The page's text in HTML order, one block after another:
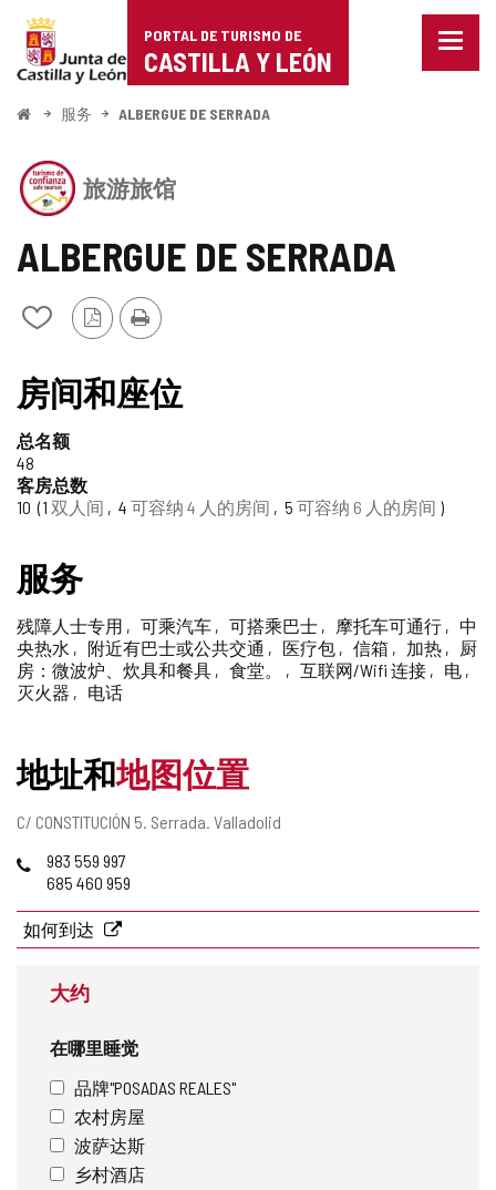
Portal
de
Turismo
de
Castilla
León
PORTAL DE TURISMO DE
CASTILLA Y LEÓN
菜
开
服务 ALBERGUE DE SERRADA
ALBERGUE DE SERRADA
从
笔
记
中
加/
删
PDF
版
打
印
旅游旅馆
值
得
信
赖
旅
游
印
章
机
有
Y
LEÓN
信
托
房间和座位
总名额
48
客房总数
10
1 双人间 4 可容纳 4 人的房间 5 可容纳 6 人的房间
服务
残障人士专用 可乘汽车 可搭乘巴士 摩托车可通行
中
央热水
附近有巴士或公共交通 医疗包 信箱 加热
厨
房：微波炉、炊具和餐具
食堂。 互联网/Wifi 连接
电
灭火器
电话
地址和地图位置
邮
地
C/ CONSTITUCIÓN 5. Serrada. Valladolid
电
983 559 997
685 460 959
如何到达
大约
在哪里睡觉
品牌"POSADAS REALES"
农村房屋
波萨达斯
乡村酒店